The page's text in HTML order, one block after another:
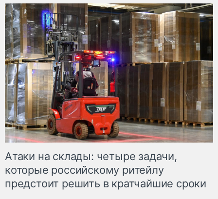
Атаки на склады: четыре задачи,
которые российскому ритейлу
предстоит решить в кратчайшие сроки